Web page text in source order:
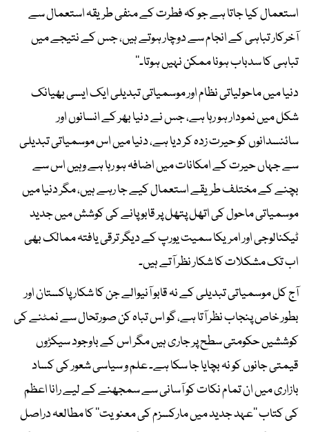
استعمال کیا جاتا ہے جو کہ فطرت کے منفی طریقہ استعمال سے
آخرکار تباہی کے انجام سے دوچار ہوتے ہیں، جس کے نتیجے میں
تباہی کا سدباب ہونا ممکن نہیں ہوتا۔‘‘
دنیا میں ماحولیاتی نظام اور موسمیاتی تبدیلی ایک ایسی بھیانک
شکل میں نمودار ہو رہا ہے، جس نے دنیا بھر کے انسانوں اور
سائنسدانوں کو حیرت زدہ کر دیا ہے، دنیا میں اس موسمیاتی تبدیلی
سے جہاں حیرت کے امکانات میں اضافہ ہو رہا ہے وہیں اس سے
بچنے کے مختلف طریقے استعمال کیے جا رہے ہیں، مگر دنیا میں
موسمیاتی ماحول کی اتھل پتھل پر قابو پانے کی کوشش میں جدید
ٹیکنالوجی اور امریکا سمیت یورپ کے دیگر ترقی یافتہ ممالک بھی
اب تک مشکلات کا شکار نظر آتے ہیں۔
آج کل موسمیاتی تبدیلی کے نہ قابو آنیوالے جن کا شکار پاکستان اور
بطور خاص پنجاب نظر آتا ہے، گو اس تباہ کن صورتحال سے نمٹنے کی
کوششیں حکومتی سطح پر جاری ہیں مگر اس کے باوجود سیکڑوں
قیمتی جانوں کو نہ بچایا جا سکا ہے۔ علم و سیاسی شعور کی کساد
بازاری میں ان تمام نکات کو آسانی سے سمجھنے کے لیے رانا اعظم
کی کتاب ’’عہد جدید میں مارکسزم کی معنویت‘‘ کا مطالعہ دراصل